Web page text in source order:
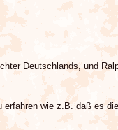
Deutschlands, und
wie z.B. daß es